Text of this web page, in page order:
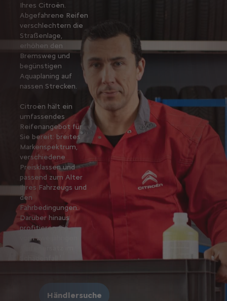
Ihres Citroën.
Abgefahrene Reifen
verschlechtern die
Straßenlage,
erhöhen den
Bremsweg und
begünstigen
Aquaplaning auf
nassen Strecken.
Citroën hält ein
umfassendes
Reifenangebot für
Sie bereit: breites
Markenspektrum,
verschiedene
Preisklassen und
passend zum Alter
Ihres Fahrzeugs und
den
Fahrbedingungen.
Darüber hinaus
profitieren Sie
vom zweijährigen
Händlersuche